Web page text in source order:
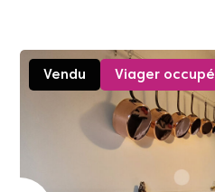
Vendu Viager occupé